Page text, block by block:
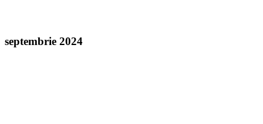
septembrie 2024